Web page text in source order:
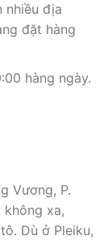
nhiều địa
đặt hàng
hàng ngày.
Vương, P.
không xa,
Dù ở Pleiku,